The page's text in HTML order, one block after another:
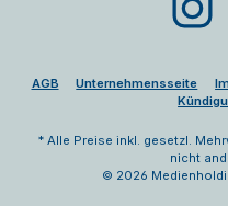
Instagram
AGB Unternehmensseite
* Alle Preise inkl. gesetzl.
nicht
© 2026